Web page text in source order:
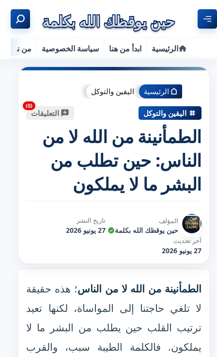
الرئيسية ابدأ من هنا سياسة الخصوصية من نحن
الرئيسية اليقين والتوكل
اليقين والتوكل التعليقات
الطمأنينة من الله لا من
الناس: حين تطلب من
البشر ما لا يملكون
المؤلف
حين يوقظك الله بكلمة
تاريخ النشر
27 يونيو 2026
آخر تحديث
27 يونيو 2026
الطمأنينة من الله لا من الناس؛ هذه حقيقة
لا تلغي حاجتنا إلى المواساة، لكنها تعيد
ترتيب القلب حين يطلب من البشر ما لا
يملكون. فالكلمة الطيبة سبب، والقرب